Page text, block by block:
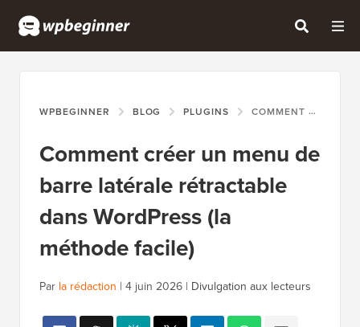
WPBEGINNER BLOG PLUGINS COMMENT CRÉER UN MENU DE BARRE LATÉRALE RÉTRACTABLE DANS WORDPRESS (LA MÉTHODE FACILE)
Comment créer un menu de
barre latérale rétractable
dans WordPress (la
méthode facile)
Par la rédaction | 4 juin 2026 | Divulgation aux lecteurs